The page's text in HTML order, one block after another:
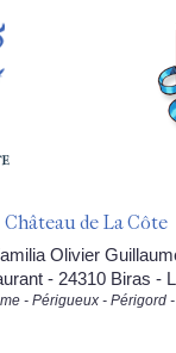
Château de La Côte
Olivier
- 24310 Biras -
- Périgueux - Périgord